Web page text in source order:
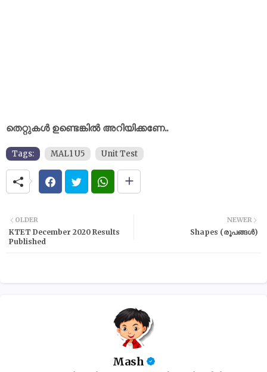
തെറ്റുകൾ ഉണ്ടെങ്കിൽ അറിയിക്കണേ..
Tags: MAL1 U5 Unit Test
NEWER
Shapes (രൂപങ്ങൾ)
OLDER
KTET December 2020 Results
Published
Mash